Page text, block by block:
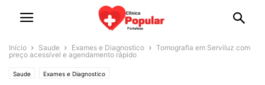
Início Saude Exames e Diagnostico
Tomografia em Serviluz com
preço acessível e agendamento rápido
Saude Exames e Diagnostico